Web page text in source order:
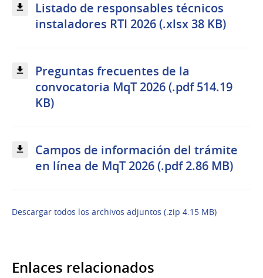
Listado de responsables técnicos
instaladores RTI 2026 (.xlsx 38 KB)
Preguntas frecuentes de la
convocatoria MqT 2026 (.pdf 514.19
KB)
Campos de información del trámite
en línea de MqT 2026 (.pdf 2.86 MB)
Descargar todos los archivos adjuntos (.zip 4.15 MB)
Enlaces relacionados